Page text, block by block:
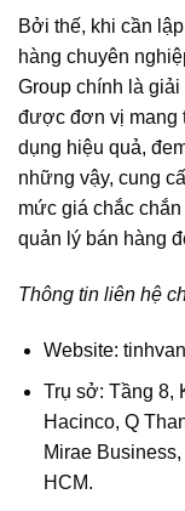
Bởi thế, khi cần
hàng chuyên
Group chính là
được đơn vị mang
dụng hiệu quả,
những vậy, cung
mức giá chắc
quản lý bán hàng
Thông tin liên hệ
Website:
Trụ sở: Tầng 8,
Hacinco, Q
Mirae
HCM.